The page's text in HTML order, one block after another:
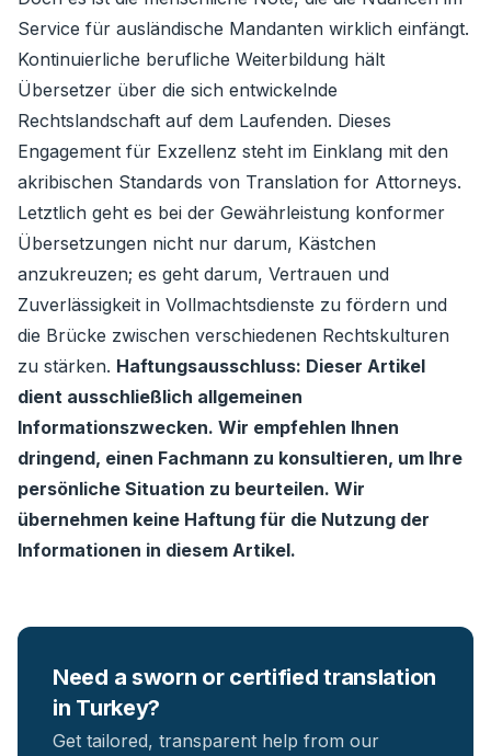
Service für ausländische Mandanten wirklich einfängt.
Kontinuierliche berufliche Weiterbildung hält
Übersetzer über die sich entwickelnde
Rechtslandschaft auf dem Laufenden. Dieses
Engagement für Exzellenz steht im Einklang mit den
akribischen Standards von Translation for Attorneys.
Letztlich geht es bei der Gewährleistung konformer
Übersetzungen nicht nur darum, Kästchen
anzukreuzen; es geht darum, Vertrauen und
Zuverlässigkeit in Vollmachtsdienste zu fördern und
die Brücke zwischen verschiedenen Rechtskulturen
zu stärken. Haftungsausschluss: Dieser Artikel
dient ausschließlich allgemeinen
Informationszwecken. Wir empfehlen Ihnen
dringend, einen Fachmann zu konsultieren, um Ihre
persönliche Situation zu beurteilen. Wir
übernehmen keine Haftung für die Nutzung der
Informationen in diesem Artikel.
Need a sworn or certified translation
in Turkey?
Get tailored, transparent help from our